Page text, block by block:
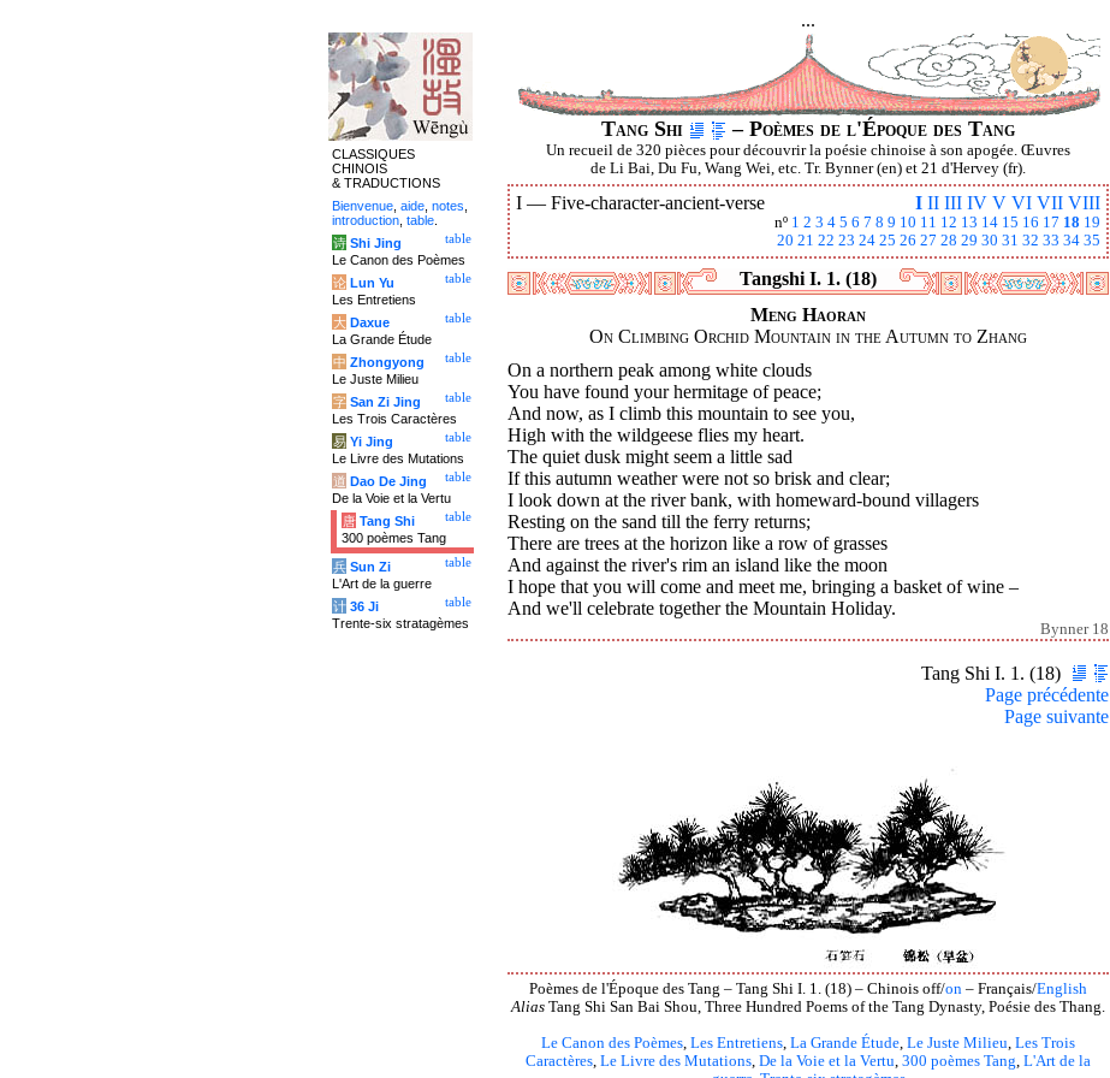
...
Tang Shi – Poèmes de l'Époque des Tang
Un recueil de 320 pièces pour découvrir la poésie chinoise à son apogée. Œuvres
de Li Bai, Du Fu, Wang Wei, etc. Tr. Bynner (en) et 21 d'Hervey (fr).
I II III IV V VI VII VIII
I — Five-character-ancient-verse
nº 1 2 3 4 5 6 7 8 9 10 11 12 13 14 15 16 17 18 19
20 21 22 23 24 25 26 27 28 29 30 31 32 33 34 35
Tangshi I. 1. (18)
Meng Haoran
On Climbing Orchid Mountain in the Autumn to Zhang
On a northern peak among white clouds
You have found your hermitage of peace;
And now, as I climb this mountain to see you,
High with the wildgeese flies my heart.
The quiet dusk might seem a little sad
If this autumn weather were not so brisk and clear;
I look down at the river bank, with homeward-bound villagers
Resting on the sand till the ferry returns;
There are trees at the horizon like a row of grasses
And against the river's rim an island like the moon
I hope that you will come and meet me, bringing a basket of wine –
And we'll celebrate together the Mountain Holiday.
Bynner 18
Tang Shi I. 1. (18)
Page précédente
Page suivante
Poèmes de l'Époque des Tang – Tang Shi I. 1. (18) – Chinois off/on – Français/English
Alias Tang Shi San Bai Shou, Three Hundred Poems of the Tang Dynasty, Poésie des Thang.
Le Canon des Poèmes, Les Entretiens, La Grande Étude, Le Juste Milieu, Les Trois
Caractères, Le Livre des Mutations, De la Voie et la Vertu, 300 poèmes Tang, L'Art de la
CLASSIQUES
CHINOIS
& TRADUCTIONS
Bienvenue aide notes
introduction table
table
诗 Shi Jing
Le Canon des Poèmes
table
论 Lun Yu
Les Entretiens
table
大 Daxue
La Grande Étude
table
中 Zhongyong
Le Juste Milieu
table
字 San Zi Jing
Les Trois Caractères
table
易 Yi Jing
Le Livre des Mutations
table
道 Dao De Jing
De la Voie et la Vertu
table
唐 Tang Shi
300 poèmes Tang
table
兵 Sun Zi
L'Art de la guerre
table
计 36 Ji
Trente-six stratagèmes